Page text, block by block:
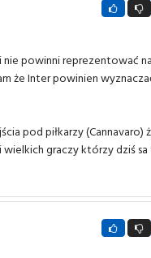
powinni reprezentować
że Inter powinien
pod piłkarzy (Cannavaro)
graczy którzy dziś